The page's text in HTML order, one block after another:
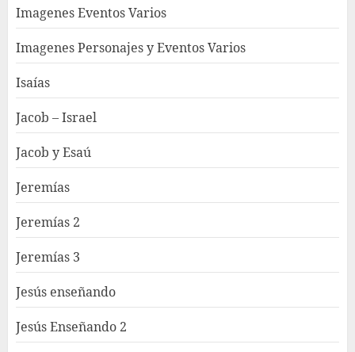
Imagenes Eventos Varios
Imagenes Personajes y Eventos Varios
Isaías
Jacob – Israel
Jacob y Esaú
Jeremías
Jeremías 2
Jeremías 3
Jesús enseñando
Jesús Enseñando 2